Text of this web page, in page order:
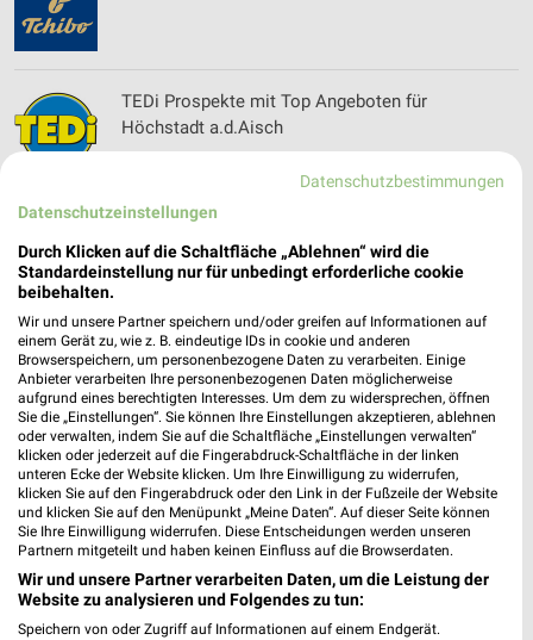
TEDi Prospekte mit Top Angeboten für
Höchstadt a.d.Aisch
tegut... Filialen & Öffnungszeiten für Hirschaid
Thomas Philipps Prospekt und aktuelle
Angebote für Bamberg
toom Baumarkt Prospekte & Angebote für
Bamberg
Datenschutzbestimmungen
Datenschutzeinstellungen
Durch Klicken auf die Schaltfläche „Ablehnen“ wird die
Standardeinstellung nur für unbedingt erforderliche cookie
beibehalten.
Wir und unsere Partner speichern und/oder greifen auf Informationen auf
einem Gerät zu, wie z. B. eindeutige IDs in cookie und anderen
Browserspeichern, um personenbezogene Daten zu verarbeiten. Einige
Anbieter verarbeiten Ihre personenbezogenen Daten möglicherweise
aufgrund eines berechtigten Interesses. Um dem zu widersprechen, öffnen
Sie die „Einstellungen“. Sie können Ihre Einstellungen akzeptieren, ablehnen
oder verwalten, indem Sie auf die Schaltfläche „Einstellungen verwalten“
klicken oder jederzeit auf die Fingerabdruck-Schaltfläche in der linken
unteren Ecke der Website klicken. Um Ihre Einwilligung zu widerrufen,
klicken Sie auf den Fingerabdruck oder den Link in der Fußzeile der Website
und klicken Sie auf den Menüpunkt „Meine Daten“. Auf dieser Seite können
Sie Ihre Einwilligung widerrufen. Diese Entscheidungen werden unseren
Partnern mitgeteilt und haben keinen Einfluss auf die Browserdaten.
Wir und unsere Partner verarbeiten Daten, um die Leistung der
Website zu analysieren und Folgendes zu tun:
Speichern von oder Zugriff auf Informationen auf einem Endgerät.